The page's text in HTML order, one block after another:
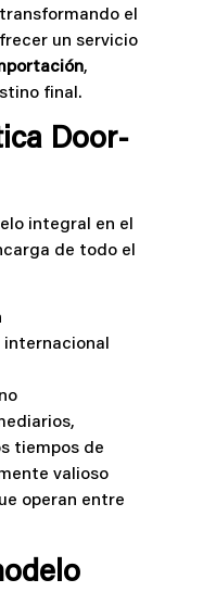
el
un servicio
,
final.
Door-
integral en el
de todo el
tiempos de
valioso
operan entre